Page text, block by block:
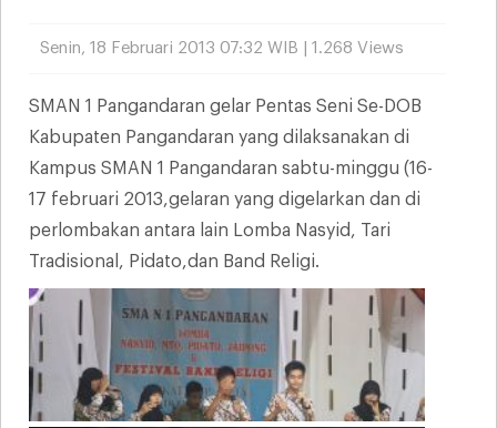
Senin, 18 Februari 2013 07:32 WIB | 1.268 Views
SMAN 1 Pangandaran gelar Pentas Seni Se-DOB
Kabupaten Pangandaran yang dilaksanakan di
Kampus SMAN 1 Pangandaran sabtu-minggu (16-
17 februari 2013,gelaran yang digelarkan dan di
perlombakan antara lain Lomba Nasyid, Tari
Tradisional, Pidato,dan Band Religi.